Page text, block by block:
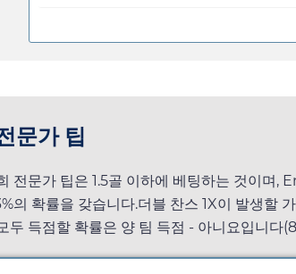
문가 팁
전문가 팁은 1.5골 이하에 베팅하는 것이며,
의 확률을 갖습니다.더블 찬스 1X이 발생할
두 득점할 확률은 양 팀 득점 - 아니요입니다